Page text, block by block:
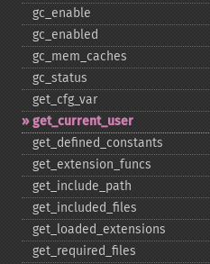
gc_​enable
gc_​enabled
gc_​mem_​caches
gc_​status
get_​cfg_​var
get_​current_​user
get_​defined_​constants
get_​extension_​funcs
get_​include_​path
get_​included_​files
get_​loaded_​extensions
get_​required_​files